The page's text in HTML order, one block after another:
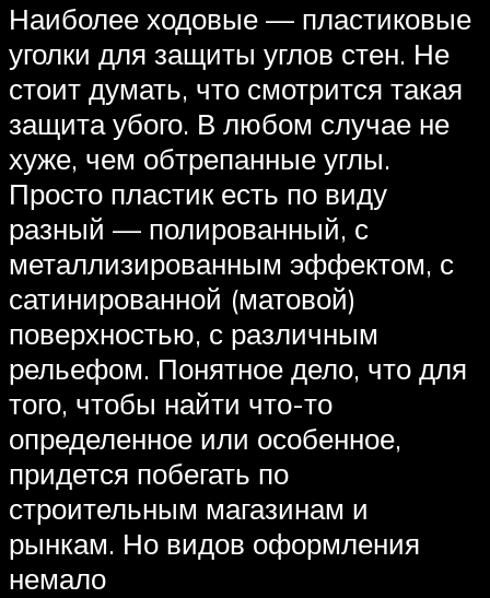
Наиболее ходовые — пластиковые
уголки для защиты углов стен. Не
стоит думать, что смотрится такая
защита убого. В любом случае не
хуже, чем обтрепанные углы.
Просто пластик есть по виду
разный — полированный, с
металлизированным эффектом, с
сатинированной (матовой)
поверхностью, с различным
рельефом. Понятное дело, что для
того, чтобы найти что-то
определенное или особенное,
придется побегать по
строительным магазинам и
рынкам. Но видов оформления
немало